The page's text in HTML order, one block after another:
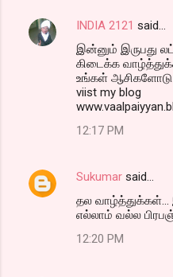
INDIA 2121 said…
இன்னும் இருபது
கிடைக்க
உங்கள் ஆசிகளோடு
viist my blog
12:17 PM
Sukumar said…
தல
எல்லாம் வல்ல
12:20 PM